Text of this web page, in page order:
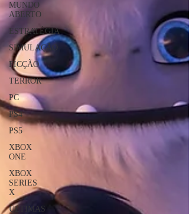
MUNDO
ABERTO
ESTRATÉGIA
SIMULAÇÃO
FICÇÃO
TERROR
PC
PS4
PS5
XBOX
ONE
XBOX
SERIES
X
ÚLTIMAS